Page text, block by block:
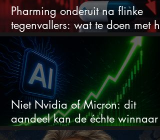
Pharming onderuit na flinke
tegenvallers: wat te doen met
aandeel?
Niet Nvidia of Micron: dit
aandeel kan de échte winnaar
van de AI-race worden